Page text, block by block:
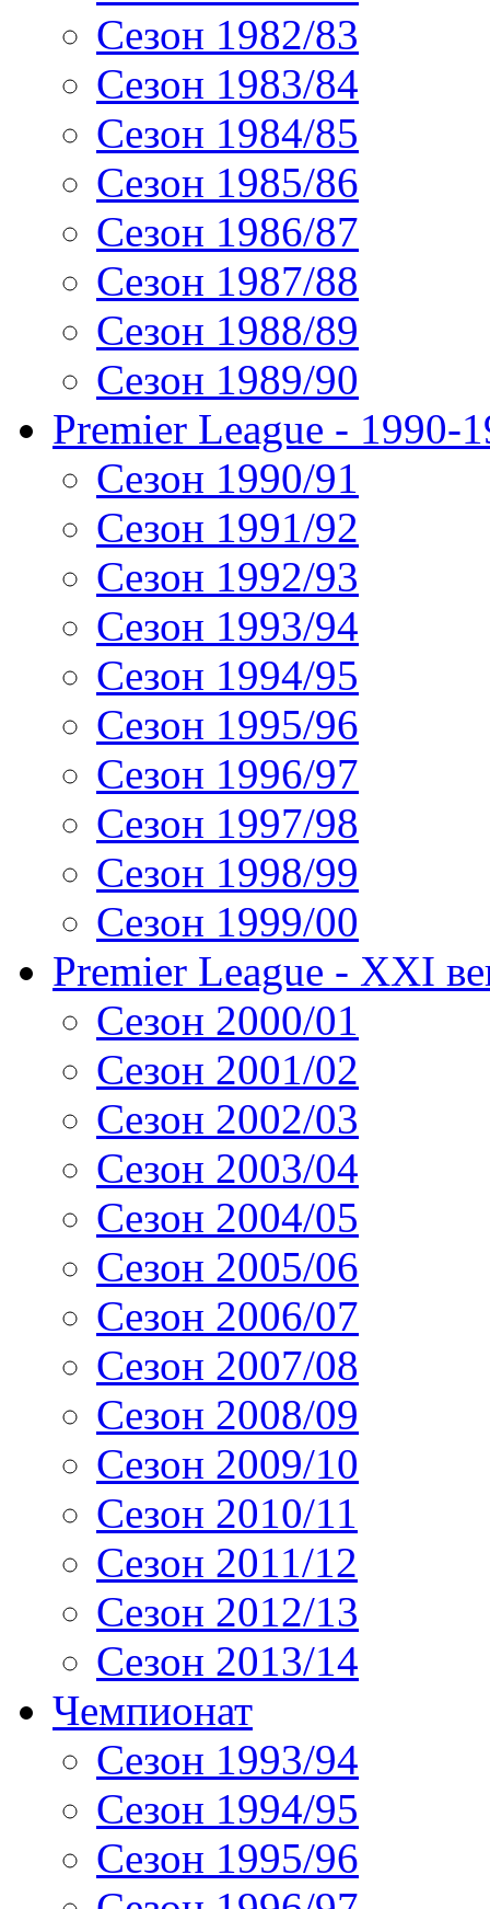
Сезон 1982/83
Сезон 1983/84
Сезон 1984/85
Сезон 1985/86
Сезон 1986/87
Сезон 1987/88
Сезон 1988/89
Сезон 1989/90
Premier League - 1990-
Сезон 1990/91
Сезон 1991/92
Сезон 1992/93
Сезон 1993/94
Сезон 1994/95
Сезон 1995/96
Сезон 1996/97
Сезон 1997/98
Сезон 1998/99
Сезон 1999/00
Premier League - XXI
Сезон 2000/01
Сезон 2001/02
Сезон 2002/03
Сезон 2003/04
Сезон 2004/05
Сезон 2005/06
Сезон 2006/07
Сезон 2007/08
Сезон 2008/09
Сезон 2009/10
Сезон 2010/11
Сезон 2011/12
Сезон 2012/13
Сезон 2013/14
Чемпионат
Сезон 1993/94
Сезон 1994/95
Сезон 1995/96